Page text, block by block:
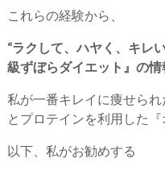
これらの経験から、
“ラクして、ハヤく、キレ
級ずぼらダイエット』の情
私が一番キレイに痩せられ
とプロテインを利用した
以下、私がお勧めする